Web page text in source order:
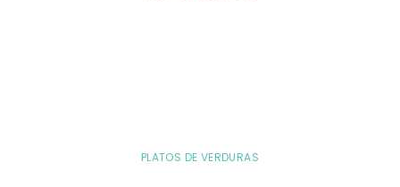
PLATOS DE VERDURAS